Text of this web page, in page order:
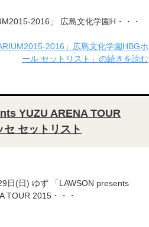
2016」 広島文化学園H・・・
2016」広島文化学園HBGホ
ール セットリスト」の続きを読む
YUZU ARENA TOUR
セットリスト
日(日) ゆず 「LAWSON presents
TOUR 2015・・・